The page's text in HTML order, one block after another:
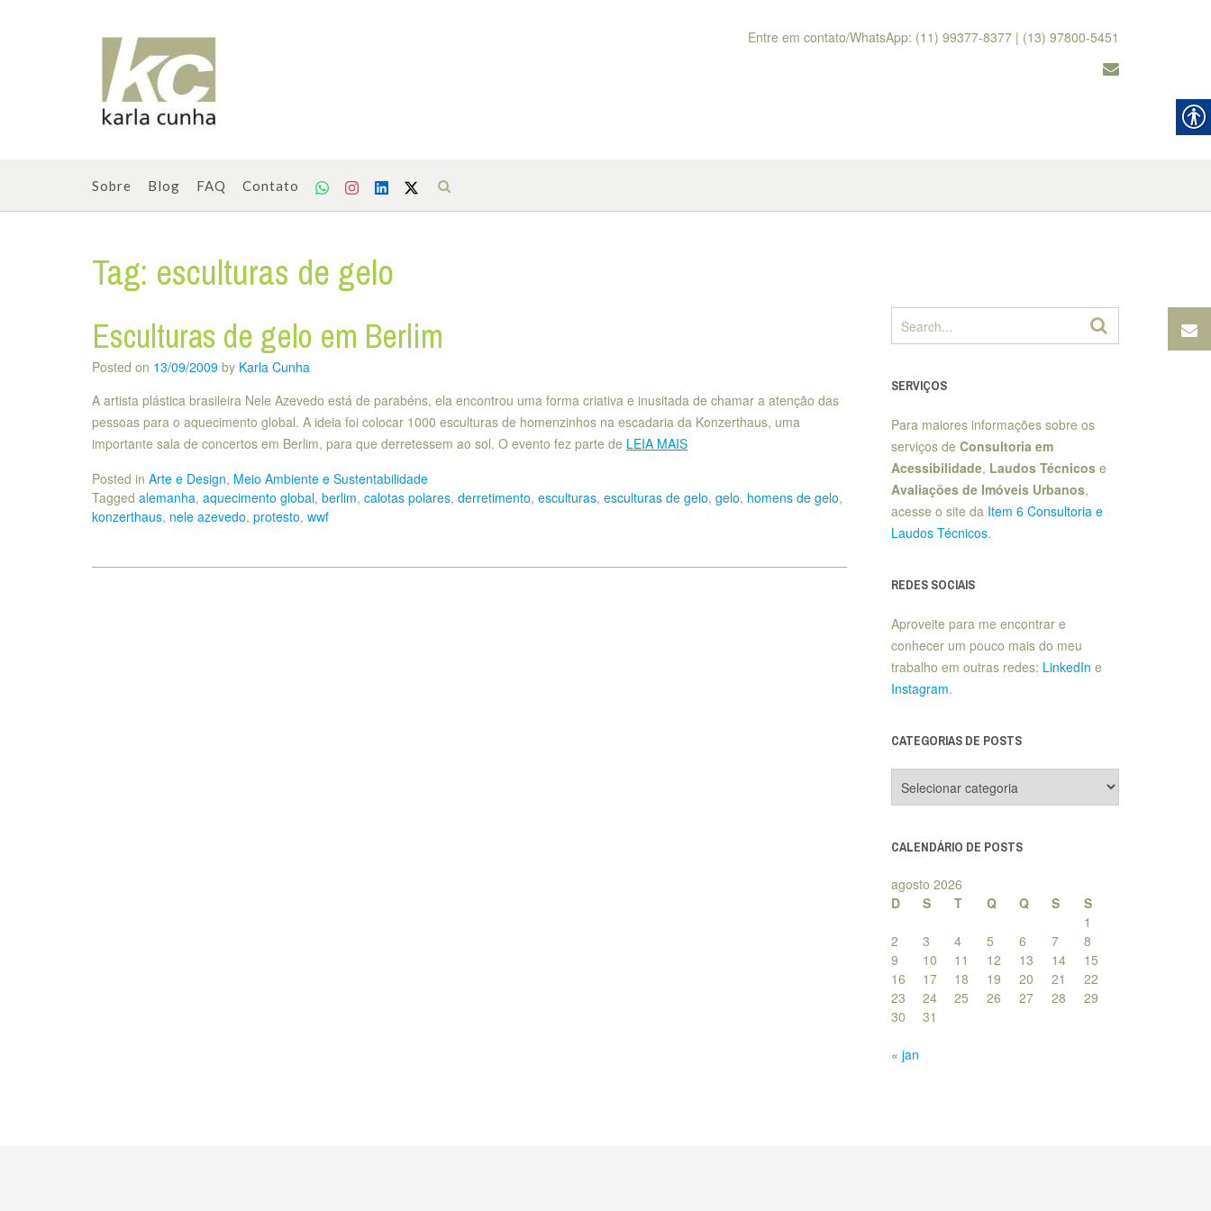
Entre em contato/WhatsApp: (11) 99377-8377 | (13) 97800-5451
Sobre Blog FAQ Contato
Tag: esculturas de gelo
Esculturas de gelo em Berlim
Posted on 13/09/2009 by Karla Cunha
A artista plástica brasileira Nele Azevedo está de parabéns, ela encontrou uma forma criativa e inusitada de chamar a atenção das
pessoas para o aquecimento global. A ideia foi colocar 1000 esculturas de homenzinhos na escadaria da Konzerthaus, uma
importante sala de concertos em Berlim, para que derretessem ao sol. O evento fez parte de LEIA MAIS
Posted in Arte e Design, Meio Ambiente e Sustentabilidade
Tagged alemanha, aquecimento global, berlim, calotas polares, derretimento, esculturas, esculturas de gelo, gelo, homens de gelo,
konzerthaus, nele azevedo, protesto, wwf
SERVIÇOS
Para maiores informações sobre os
serviços de Consultoria em
Acessibilidade, Laudos Técnicose
Avaliações de Imóveis Urbanos,
acesse o site da Item 6 Consultoria e
Laudos Técnicos.
REDES SOCIAIS
Aproveite para me encontrar e
conhecer um pouco mais do meu
trabalho em outras redes: LinkedIn e
Instagram.
CATEGORIAS DE POSTS
de
CALENDÁRIO DE POSTS
agosto 2026
D
S T Q Q S
S
1
2
3 4 5 6 7
8
9
10 11 12 13 14
15
16
17 18 19 20 21
22
23
24 25 26 27 28
29
30
31
« jan